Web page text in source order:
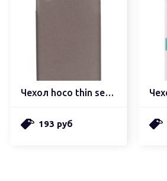
Чехол hoco thin series
193 руб